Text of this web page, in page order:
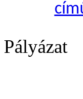
Pályázat